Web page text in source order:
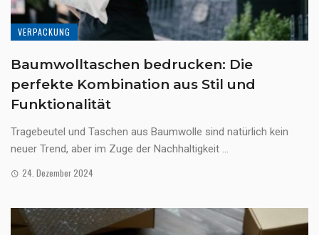
VERPACKUNG
Baumwolltaschen bedrucken: Die
perfekte Kombination aus Stil und
Funktionalität
Tragebeutel und Taschen aus Baumwolle sind natürlich kein
neuer Trend, aber im Zuge der Nachhaltigkeit ...
24. Dezember 2024